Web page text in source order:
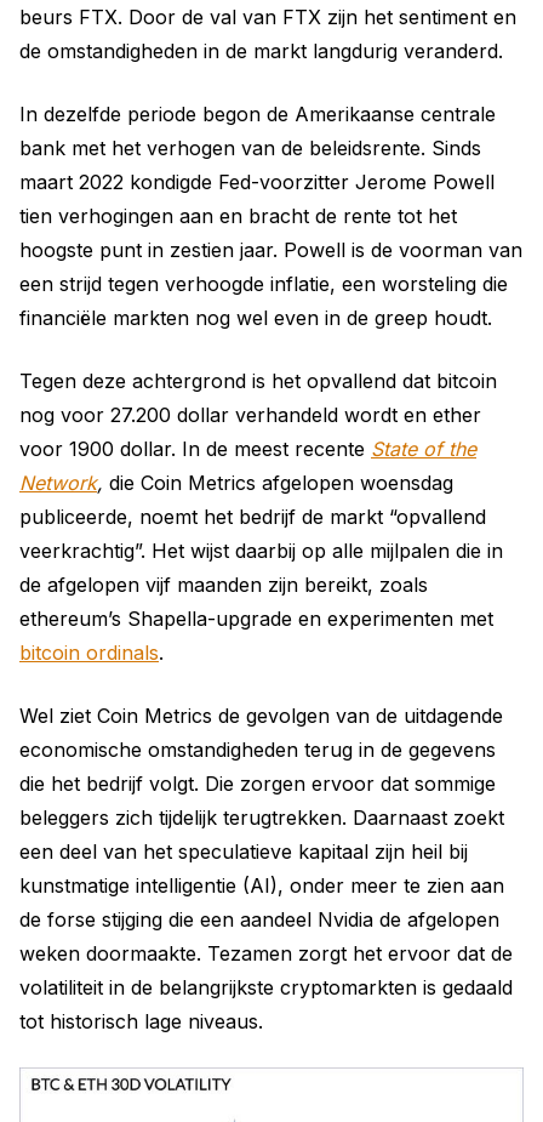
beurs FTX. Door de val van FTX zijn het sentiment en
de omstandigheden in de markt langdurig veranderd.
In dezelfde periode begon de Amerikaanse centrale
bank met het verhogen van de beleidsrente. Sinds
maart 2022 kondigde Fed-voorzitter Jerome Powell
tien verhogingen aan en bracht de rente tot het
hoogste punt in zestien jaar. Powell is de voorman van
een strijd tegen verhoogde inflatie, een worsteling die
financiële markten nog wel even in de greep houdt.
Tegen deze achtergrond is het opvallend dat bitcoin
nog voor 27.200 dollar verhandeld wordt en ether
voor 1900 dollar. In de meest recente State of the
Network, die Coin Metrics afgelopen woensdag
publiceerde, noemt het bedrijf de markt “opvallend
veerkrachtig”. Het wijst daarbij op alle mijlpalen die in
de afgelopen vijf maanden zijn bereikt, zoals
ethereum’s Shapella-upgrade en experimenten met
bitcoin ordinals.
Wel ziet Coin Metrics de gevolgen van de uitdagende
economische omstandigheden terug in de gegevens
die het bedrijf volgt. Die zorgen ervoor dat sommige
beleggers zich tijdelijk terugtrekken. Daarnaast zoekt
een deel van het speculatieve kapitaal zijn heil bij
kunstmatige intelligentie (AI), onder meer te zien aan
de forse stijging die een aandeel Nvidia de afgelopen
weken doormaakte. Tezamen zorgt het ervoor dat de
volatiliteit in de belangrijkste cryptomarkten is gedaald
tot historisch lage niveaus.